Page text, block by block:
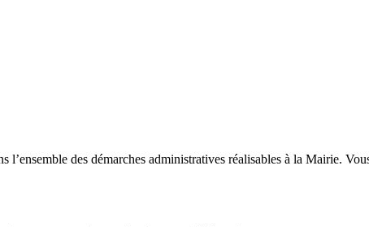
des démarches administratives réalisables à la Mairie.